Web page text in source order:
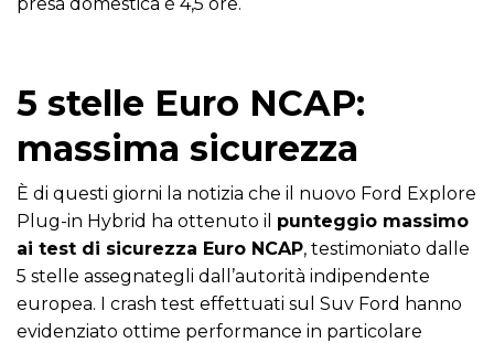
5 stelle Euro NCAP:
massima sicurezza
È di questi giorni la notizia che il nuovo Ford Explore
Plug-in Hybrid ha ottenuto il punteggio massimo
ai test di sicurezza Euro NCAP, testimoniato dalle
5 stelle assegnategli dall’autorità indipendente
europea. I crash test effettuati sul Suv Ford hanno
evidenziato ottime performance in particolare